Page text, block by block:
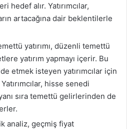
hedef alır. Yatırımcılar,
artacağına dair beklentilerle
yatırımı, düzenli temettü
yatırım yapmayı içerir. Bu
etmek isteyen yatırımcılar için
hisse senedi
yanı sıra temettü gelirlerinden de
analiz, geçmiş fiyat